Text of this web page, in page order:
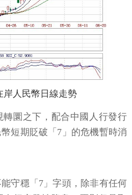
岸人民幣日線走勢
圜之下，配合中國人行發行
短期貶破「7」的危機暫時消
守穩「7」字頭，除非有任何